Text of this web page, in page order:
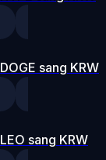
DOGE sang KRW
LEO sang KRW